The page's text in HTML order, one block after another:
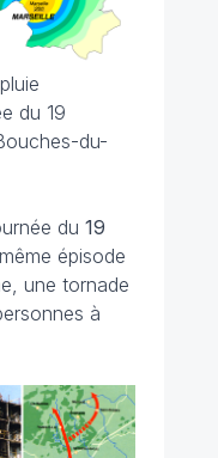
du 19
du-
du 19
épisode
une tornade
à